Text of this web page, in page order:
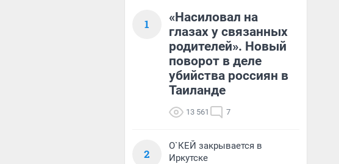
1
«Насиловал на
глазах у связанных
родителей». Новый
поворот в деле
убийства россиян в
Таиланде
13 561 7
2
О`КЕЙ закрывается в
Иркутске